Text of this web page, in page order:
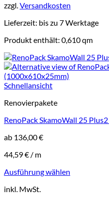
zzgl.Versandkosten
Lieferzeit: bis zu 7 Werktage
Produkt enthält: 0,610qm
Schnellansicht
Renovierpakete
RenoPack SkamoWall 25
ab 136,00€
44,59€ / m
Ausführung wählen
Produkt
inkl. MwSt.